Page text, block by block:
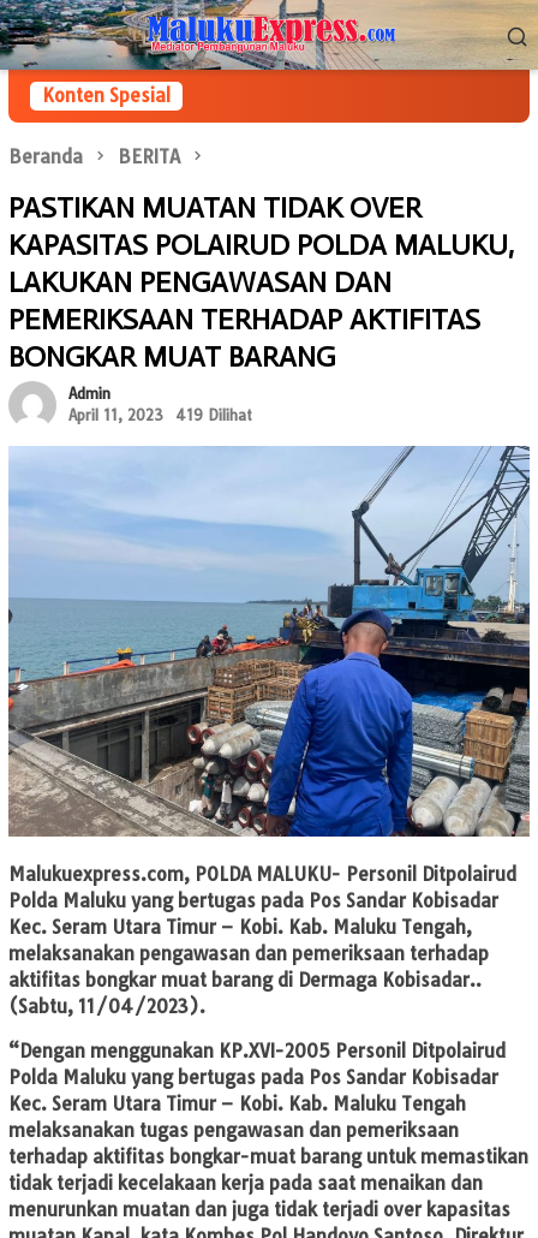
Loncat
ke
konten
Menu
Mobile
Konten Spesial
Beranda BERITA
PASTIKAN MUATAN TIDAK OVER
KAPASITAS POLAIRUD POLDA MALUKU,
LAKUKAN PENGAWASAN DAN
PEMERIKSAAN TERHADAP AKTIFITAS
BONGKAR MUAT BARANG
Admin
April 11, 2023
419 Dilihat
Malukuexpress.com, POLDA MALUKU- Personil Ditpolairud
Polda Maluku yang bertugas pada Pos Sandar Kobisadar
Kec. Seram Utara Timur – Kobi. Kab. Maluku Tengah,
melaksanakan pengawasan dan pemeriksaan terhadap
aktifitas bongkar muat barang di Dermaga Kobisadar..
(Sabtu, 11/04/2023).
“Dengan menggunakan KP.XVI-2005 Personil Ditpolairud
Polda Maluku yang bertugas pada Pos Sandar Kobisadar
Kec. Seram Utara Timur – Kobi. Kab. Maluku Tengah
melaksanakan tugas pengawasan dan pemeriksaan
terhadap aktifitas bongkar-muat barang untuk memastikan
tidak terjadi kecelakaan kerja pada saat menaikan dan
menurunkan muatan dan juga tidak terjadi over kapasitas